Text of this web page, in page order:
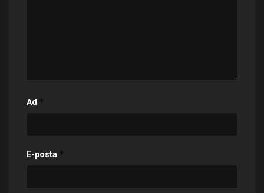
Ad *
E-posta *